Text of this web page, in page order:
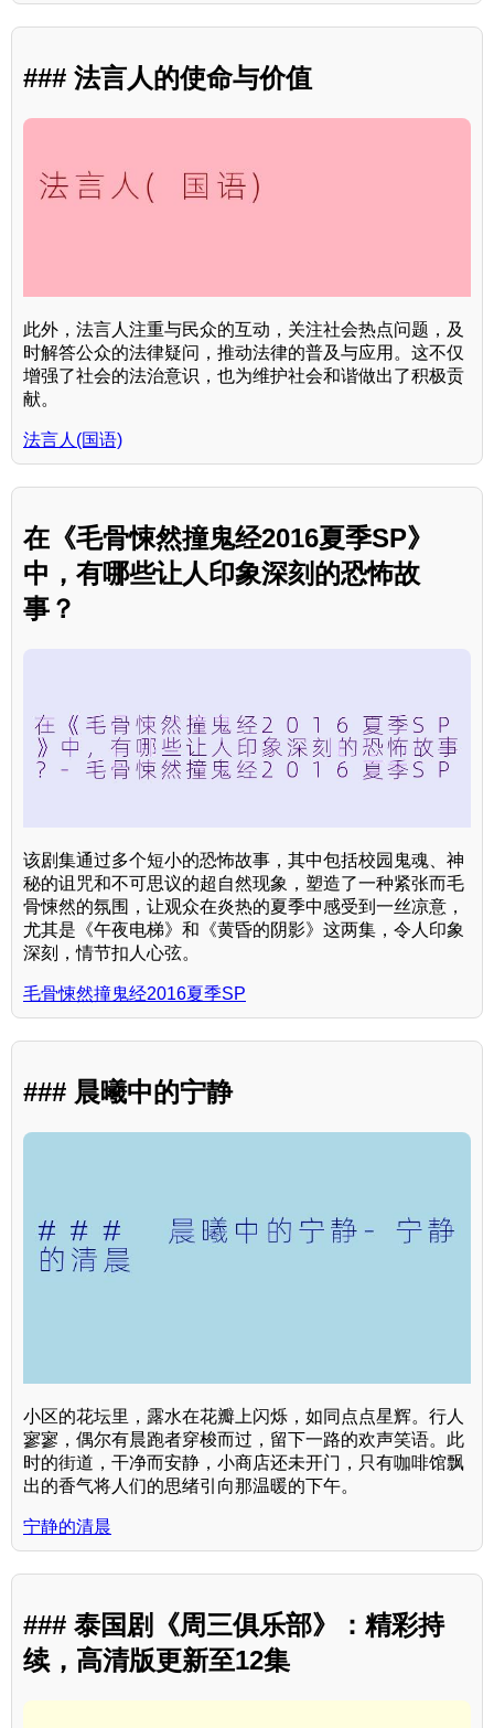
### 法言人的使命与价值
此外，法言人注重与民众的互动，关注社会热点问题，及
时解答公众的法律疑问，推动法律的普及与应用。这不仅
增强了社会的法治意识，也为维护社会和谐做出了积极贡
献。
法言人(国语)
在《毛骨悚然撞鬼经2016夏季SP》
中，有哪些让人印象深刻的恐怖故
事？
该剧集通过多个短小的恐怖故事，其中包括校园鬼魂、神
秘的诅咒和不可思议的超自然现象，塑造了一种紧张而毛
骨悚然的氛围，让观众在炎热的夏季中感受到一丝凉意，
尤其是《午夜电梯》和《黄昏的阴影》这两集，令人印象
深刻，情节扣人心弦。
毛骨悚然撞鬼经2016夏季SP
### 晨曦中的宁静
小区的花坛里，露水在花瓣上闪烁，如同点点星辉。行人
寥寥，偶尔有晨跑者穿梭而过，留下一路的欢声笑语。此
时的街道，干净而安静，小商店还未开门，只有咖啡馆飘
出的香气将人们的思绪引向那温暖的下午。
宁静的清晨
### 泰国剧《周三俱乐部》：精彩持
续，高清版更新至12集